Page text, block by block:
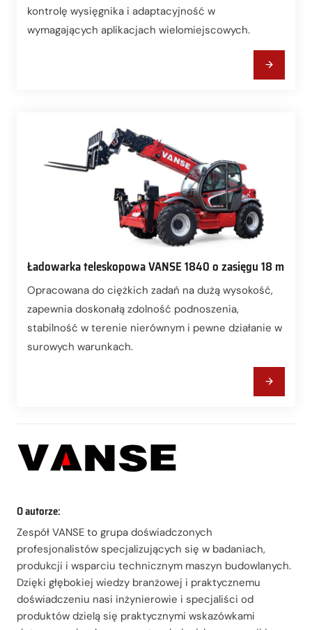
kontrolę wysięgnika i adaptacyjność w
wymagających aplikacjach wielomiejscowych.
Ładowarka teleskopowa VANSE 1840 o zasięgu 18 m
Opracowana do ciężkich zadań na dużą wysokość,
zapewnia doskonałą zdolność podnoszenia,
stabilność w terenie nierównym i pewne działanie w
surowych warunkach.
O autorze:
Zespół VANSE to grupa doświadczonych
profesjonalistów specjalizujących się w badaniach,
produkcji i wsparciu technicznym maszyn budowlanych.
Dzięki głębokiej wiedzy branżowej i praktycznemu
doświadczeniu nasi inżynierowie i specjaliści od
produktów dzielą się praktycznymi wskazówkami